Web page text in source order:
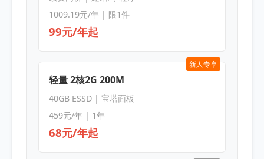
1009.19元/年| 限1件
99元/年起
新人专享
轻量 2核2G 200M
40GB ESSD | 宝塔面板
459元/年| 1年
68元/年起